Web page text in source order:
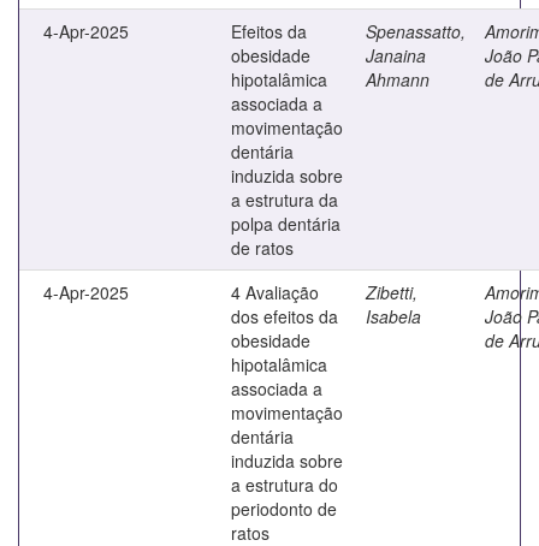
4-Apr-2025
Efeitos da
obesidade
hipotalâmica
associada a
movimentação
dentária
induzida sobre
a estrutura da
polpa dentária
de ratos
Spenassatto,
Janaina
Ahmann
João
de
4-Apr-2025
4 Avaliação
dos efeitos da
obesidade
hipotalâmica
associada a
movimentação
dentária
induzida sobre
a estrutura do
periodonto de
ratos
Zibetti,
Isabela
João
de